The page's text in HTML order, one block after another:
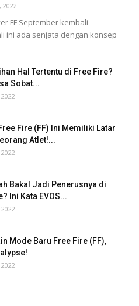
FF September kembali
ini ada senjata dengan konsep
Hal Tertentu di Free Fire?
Sobat...
Fire (FF) Ini Memiliki Latar
Atlet!...
Bakal Jadi Penerusnya di
Ini Kata EVOS...
Mode Baru Free Fire (FF),